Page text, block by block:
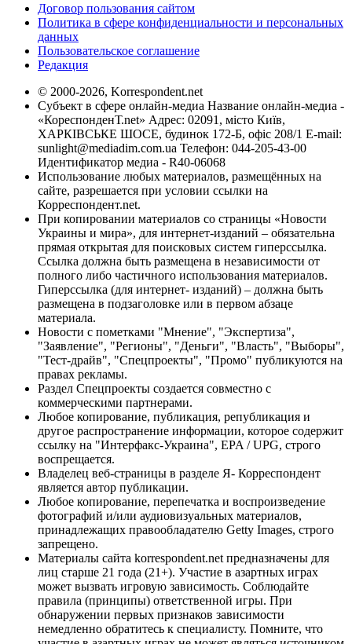
Договор пользования сайтом
Политика в сфере конфиденциальности и персональных
данных
Пользовательское соглашение
Редакция
© 2000-2026, Korrespondent.net
Субъект в сфере онлайн-медиа Название онлайн-медиа -
«КореспонденТ.net» Адрес: 02091, місто Київ,
ХАРКІВСЬКЕ ШОСЕ, будинок 172-Б, офіс 208/1 E-mail:
sunlight@mediadim.com.ua Телефон: 044-205-43-00
Идентификатор медиа - R40-06068
Использование любых материалов, размещённых на
сайте, разрешается при условии ссылки на
Корреспондент.net.
При копировании материалов со страницы «Новости
Украины и мира», для интернет-изданий – обязательна
прямая открытая для поисковых систем гиперссылка.
Ссылка должна быть размещена в независимости от
полного либо частичного использования материалов.
Гиперссылка (для интернет- изданий) – должна быть
размещена в подзаголовке или в первом абзаце
материала.
Новости с пометками "Мнение", "Экспертиза",
"Заявление", "Регионы", "Деньги", "Власть", "Выборы",
"Тест-драйв", "Спецпроекты", "Промо" публикуются на
правах рекламы.
Раздел Спецпроекты создается совместно с
коммерческими партнерами.
Любое копирование, публикация, републикация и
другое распространение информации, которое содержит
ссылку на "Интерфакс-Украина", EPA / UPG, строго
воспрещается.
Владелец веб-страницы в разделе Я- Корреспондент
является автор публикации.
Любое копирование, перепечатка и воспроизведение
фотографий и/или аудиовизуальных материалов,
принадлежащих правообладателю Getty Images, строго
запрещено.
Материалы сайта korrespondent.net предназначены для
лиц старше 21 года (21+). Участие в азартных играх
может вызвать игровую зависимость. Соблюдайте
правила (принципы) ответственной игры. При
обнаружении первых признаков зависимости
немедленно обратитесь к специалисту. Помните, что